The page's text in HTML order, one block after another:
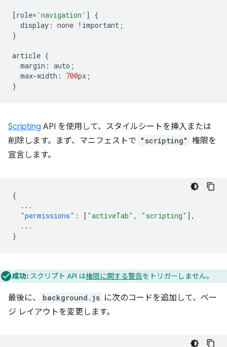
[role= 'navigation' ]
{
display : none ! important ;
}
article {
margin : auto ;
max-width : 700px ;
}
Scripting API を使用して、スタイルシートを挿入または
削除します。まず、マニフェストで "scripting" 権限を
宣言します。
{
...
"permissions" : [ "activeTab" , "scripting" ],
...
}
成功: スクリプト API は権限に関する警告をトリガーしません。
最後に、 background.js に次のコードを追加して、ペー
ジ レイアウトを変更します。